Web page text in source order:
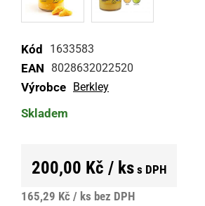
Kód 1633583
EAN 8028632022520
Výrobce Berkley
Skladem
200,00 Kč / ks s DPH
165,29 Kč / ks bez DPH